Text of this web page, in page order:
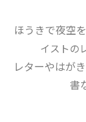
ほうきで夜空
イストの
レターやはが
書